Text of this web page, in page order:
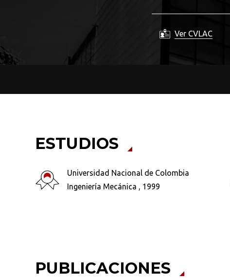
Ver CVLAC
ESTUDIOS
Universidad Nacional de Colombia
Ingeniería Mecánica , 1999
PUBLICACIONES